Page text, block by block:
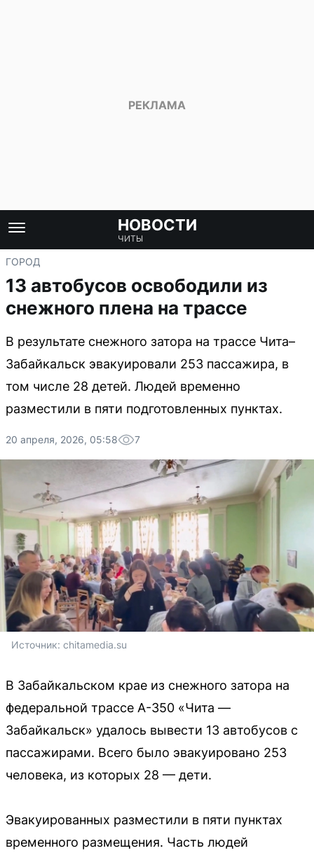
НОВОСТИ
ЧИТЫ
ГОРОД
13 автобусов освободили из
снежного плена на трассе
В результате снежного затора на трассе Чита–
Забайкальск эвакуировали 253 пассажира, в
том числе 28 детей. Людей временно
разместили в пяти подготовленных пунктах.
20 апреля, 2026, 05:58 7
Источник: chitamedia.su
В Забайкальском крае из снежного затора на
федеральной трассе А-350 «Чита —
Забайкальск» удалось вывести 13 автобусов с
пассажирами. Всего было эвакуировано 253
человека, из которых 28 — дети.
Эвакуированных разместили в пяти пунктах
временного размещения. Часть людей